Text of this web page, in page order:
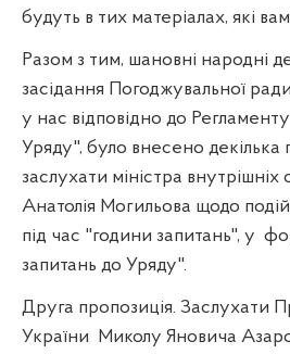
будуть в тих матеріалах, які
Разом з тим, шановні народні
засідання Погоджувальної
у нас відповідно до
Уряду", було внесено декілька
заслухати міністра внутрішніх
Анатолія Могильова щодо
під час "години запитань", у
запитань до Уряду".
Друга пропозиція. Заслухати
України
Миколу Яновича